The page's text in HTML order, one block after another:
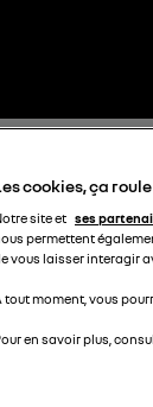
cookies, ça roule
site et ses
permettent
vous laisser interagir
tout moment, vous
en savoir plus,